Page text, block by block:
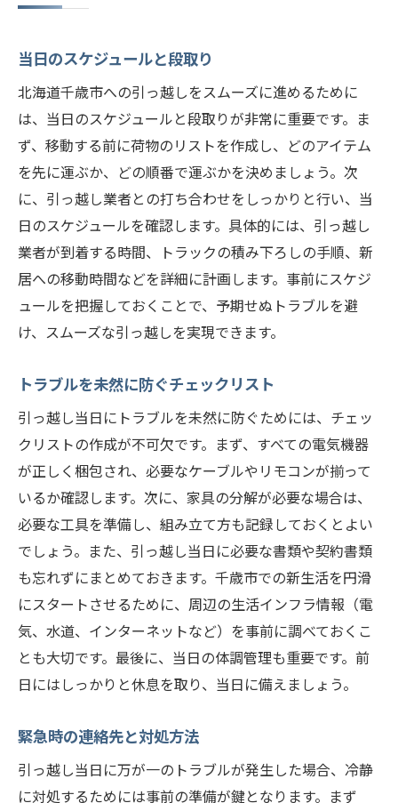
当日のスケジュールと段取り
北海道千歳市への引っ越しをスムーズに進めるために
は、当日のスケジュールと段取りが非常に重要です。ま
ず、移動する前に荷物のリストを作成し、どのアイテム
を先に運ぶか、どの順番で運ぶかを決めましょう。次
に、引っ越し業者との打ち合わせをしっかりと行い、当
日のスケジュールを確認します。具体的には、引っ越し
業者が到着する時間、トラックの積み下ろしの手順、新
居への移動時間などを詳細に計画します。事前にスケジ
ュールを把握しておくことで、予期せぬトラブルを避
け、スムーズな引っ越しを実現できます。
トラブルを未然に防ぐチェックリスト
引っ越し当日にトラブルを未然に防ぐためには、チェッ
クリストの作成が不可欠です。まず、すべての電気機器
が正しく梱包され、必要なケーブルやリモコンが揃って
いるか確認します。次に、家具の分解が必要な場合は、
必要な工具を準備し、組み立て方も記録しておくとよい
でしょう。また、引っ越し当日に必要な書類や契約書類
も忘れずにまとめておきます。千歳市での新生活を円滑
にスタートさせるために、周辺の生活インフラ情報（電
気、水道、インターネットなど）を事前に調べておくこ
とも大切です。最後に、当日の体調管理も重要です。前
日にはしっかりと休息を取り、当日に備えましょう。
緊急時の連絡先と対処方法
引っ越し当日に万が一のトラブルが発生した場合、冷静
に対処するためには事前の準備が鍵となります。まず